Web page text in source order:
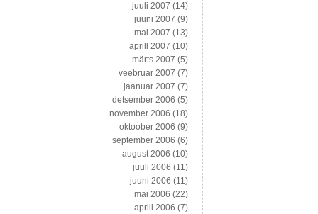
juuli 2007 (14)
juuni 2007 (9)
mai 2007 (13)
aprill 2007 (10)
märts 2007 (5)
veebruar 2007 (7)
jaanuar 2007 (7)
detsember 2006 (5)
november 2006 (18)
oktoober 2006 (9)
september 2006 (6)
august 2006 (10)
juuli 2006 (11)
juuni 2006 (11)
mai 2006 (22)
aprill 2006 (7)